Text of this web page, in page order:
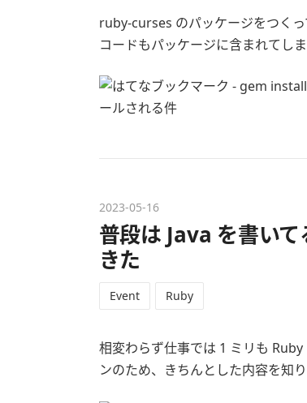
ruby-curses のパッケージをつく
コードもパッケージに含まれてし
2023-05-16
普段は Java を書い
きた
Event Ruby
相変わらず仕事では 1 ミリも
ンのため、きちんとした内容を知